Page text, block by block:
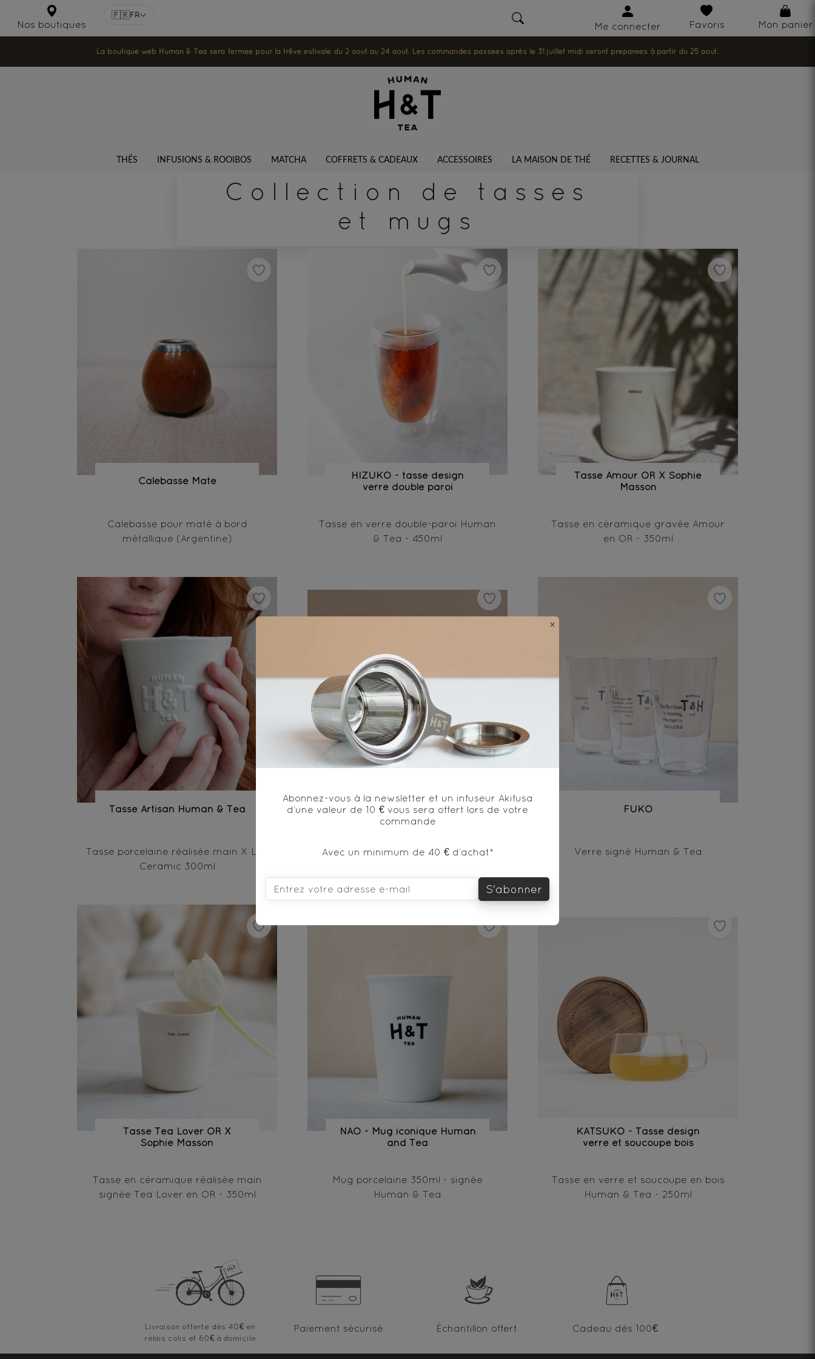
Nos boutiques
🇫🇷FR
Me connecter Favoris Mon panier
La boutique web Human & Tea sera fermée pour la trêve estivale du 2 août au 24 août. Les commandes passées après le 31 juillet midi seront préparées à partir du 25 août.
THÉS INFUSIONS & ROOIBOS MATCHA COFFRETS & CADEAUX ACCESSOIRES LA MAISON DE THÉ RECETTES & JOURNAL
Collection de tasses
et mugs
Calebasse Maté
Calebasse pour maté à bord
métallique (Argentine)
HIZUKO - tasse design
verre double paroi
Tasse en verre double-paroi Human
& Tea - 450ml
Tasse Amour OR X Sophie
Masson
Tasse en céramique gravée Amour
en OR - 350ml
Tasse Artisan Human & Tea
Tasse porcelaine réalisée main X Lou
Ceramic 300ml
SHIMO - Tasse en
céramique du Japon x 6
Tasse 3 couleurs 200ml x6
FUKO
Verre signé Human & Tea
Tasse Tea Lover OR X
Sophie Masson
Tasse en céramique réalisée main
signée Tea Lover en OR - 350ml
NAO - Mug iconique Human
and Tea
Mug porcelaine 350ml - signée
Human & Tea
KATSUKO - Tasse design
verre et soucoupe bois
Tasse en verre et soucoupe en bois
Human & Tea - 250ml
×
Abonnez-vous à la newsletter et un infuseur Akifusa
d’une valeur de 10 € vous sera offert lors de votre
commande
Avec un minimum de 40 € d’achat*
S'abonner
Livraison offerte Paiement sécurisé Échantillon offert Cadeau dès 100€